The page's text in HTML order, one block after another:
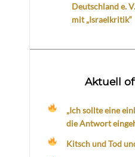
Deutschland e. V.
mit „Israelkritik“
Aktuell
„Ich sollte eine
die Antwort
Kitsch und Tod